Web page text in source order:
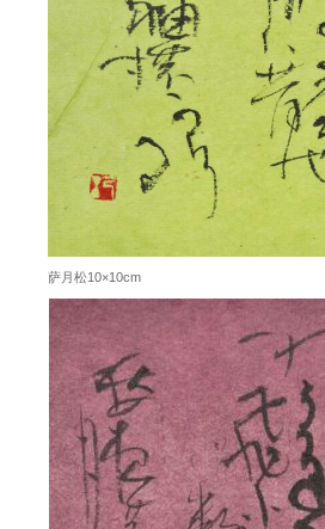
萨月松10×10cm